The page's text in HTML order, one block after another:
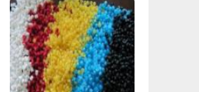
قیمت شمش قلع مالزی
خرید و فروش شمش قلع
کارخانه تولید شمش قلع
خریدار شمش قلع